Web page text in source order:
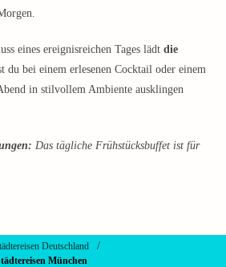
eines ereignisreichen Tages lädt die
du bei einem erlesenen Cocktail oder einem
in stilvollem Ambiente ausklingen
Das tägliche Frühstücksbuffet ist für
Deutschland
/
München